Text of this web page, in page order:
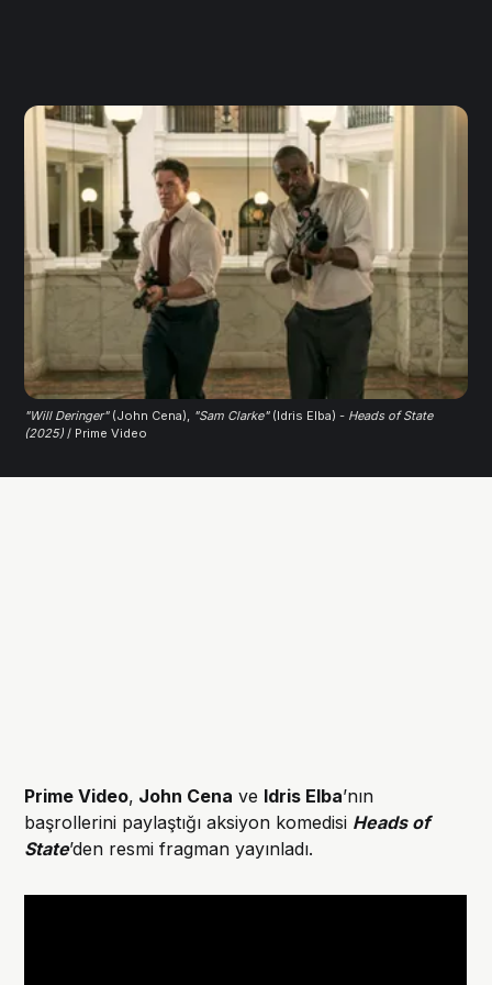
"Will Deringer" (John Cena), "Sam Clarke" (Idris Elba) - Heads of State
(2025) / Prime Video
Prime Video, John Cena ve Idris Elba’nın
başrollerini paylaştığı aksiyon komedisi Heads of
State’den resmi fragman yayınladı.